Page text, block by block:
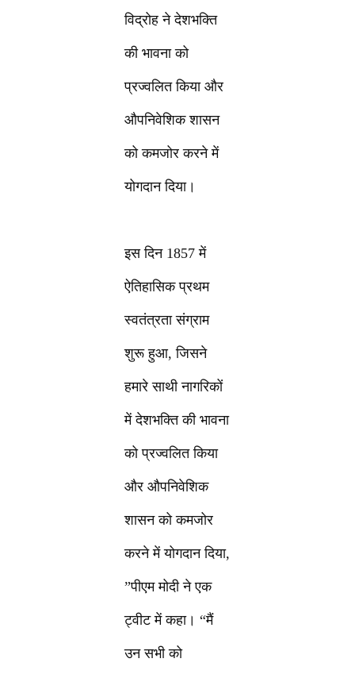
विद्रोह ने देशभक्ति
की भावना को
प्रज्वलित किया और
औपनिवेशिक शासन
को कमजोर करने में
योगदान दिया।
इस दिन 1857 में
ऐतिहासिक प्रथम
स्वतंत्रता संग्राम
शुरू हुआ, जिसने
हमारे साथी नागरिकों
में देशभक्ति की भावना
को प्रज्वलित किया
और औपनिवेशिक
शासन को कमजोर
करने में योगदान दिया,
”पीएम मोदी ने एक
ट्वीट में कहा। “मैं
उन सभी को